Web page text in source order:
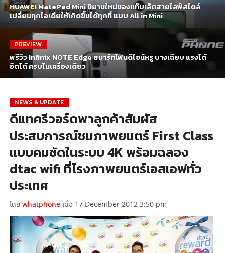
HUAWEI MatePad Mini นิยามใหม่ของแท็บเล็ตสายไลฟ์สไตล์
เปลี่ยนทุกไอเดียให้เกิดขึ้นได้ทุกที่ แบบ All in Mini
PREVIEW
พรีวิว Infinix NOTE Edge สมาร์ทโฟนดีไซน์หรู บางเฉียบ แรงได้
อึดได้ ครบในเครื่องเดียว
NEWS & UPDATE
ดีแทครีวอร์ดพาลูกค้าสัมผัส
ประสบการณ์ชมภาพยนตร์ First Class
แบบคมชัดในระบบ 4K พร้อมฉลอง
dtac wifi ที่โรงภาพยนตร์เอสเอฟทั่ว
ประเทศ
โดยwhatphoneเมื่อ 17 December 2012 3:50 pm